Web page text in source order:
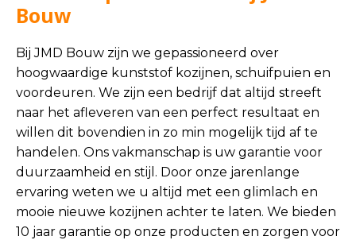
Bouw
Bij JMD Bouw zijn we gepassioneerd over
hoogwaardige kunststof kozijnen, schuifpuien en
voordeuren. We zijn een bedrijf dat altijd streeft
naar het afleveren van een perfect resultaat en
willen dit bovendien in zo min mogelijk tijd af te
handelen. Ons vakmanschap is uw garantie voor
duurzaamheid en stijl. Door onze jarenlange
ervaring weten we u altijd met een glimlach en
mooie nieuwe kozijnen achter te laten. We bieden
10 jaar garantie op onze producten en zorgen voor